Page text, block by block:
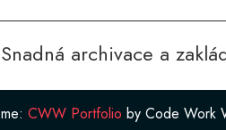
Snadná archivace a
CWW Portfolio by Code Work